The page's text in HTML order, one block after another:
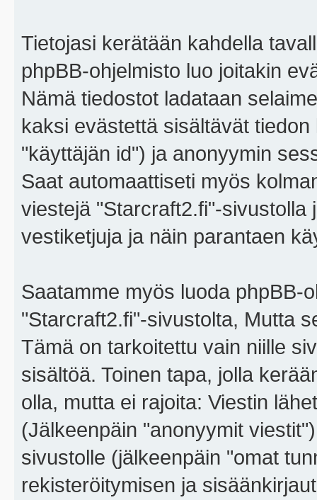
Tietojasi kerätään kahdella
phpBB-ohjelmisto luo joitakin
Nämä tiedostot ladataan
kaksi evästettä sisältävät
"käyttäjän id") ja anonyymin
Saat automaattiseti myös
viestejä "Starcraft2.fi"-sivustolla
vestiketjuja ja näin parantaen
Saatamme myös luoda phpBB-
"Starcraft2.fi"-sivustolta, Mutta
Tämä on tarkoitettu vain niille
sisältöä. Toinen tapa, jolla
olla, mutta ei rajoita: Viestin
(Jälkeenpäin "anonyymit
sivustolle (jälkeenpäin "omat
rekisteröitymisen ja